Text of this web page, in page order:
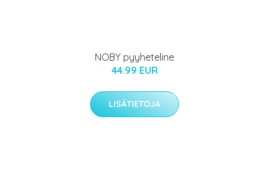
NOBY pyyheteline
44.99 EUR
LISÄTIETOJA